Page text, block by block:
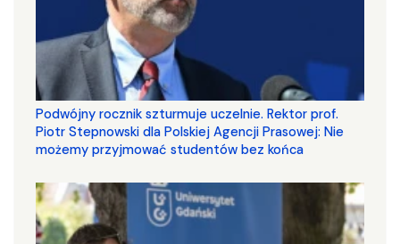
Podwójny rocznik szturmuje uczelnie. Rektor prof.
Piotr Stepnowski dla Polskiej Agencji Prasowej: Nie
możemy przyjmować studentów bez końca